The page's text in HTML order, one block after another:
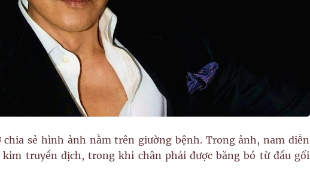
sẻ hình ảnh nằm trên giường bệnh. Trong ảnh, nam diễn
truyền dịch, trong khi chân phải được băng bó từ đầu gối